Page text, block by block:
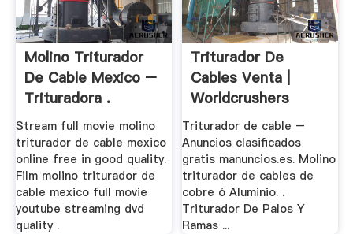
Molino Triturador
De Cable Mexico –
Trituradora .
Stream full movie molino
triturador de cable mexico
online free in good quality.
Film molino triturador de
cable mexico full movie
youtube streaming dvd
quality .
Triturador De
Cables Venta |
Worldcrushers
Triturador de cable –
Anuncios clasificados
gratis manuncios.es. Molino
triturador de cables de
cobre ó Aluminio. .
Triturador De Palos Y
Ramas ...